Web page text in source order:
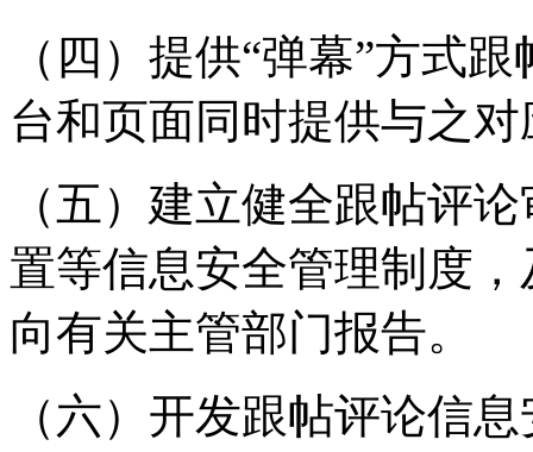
（四）提供“弹幕”方式
台和页面同时提供与之
（五）建立健全跟帖评
置等信息安全管理制度
向有关主管部门报告。
（六）开发跟帖评论信